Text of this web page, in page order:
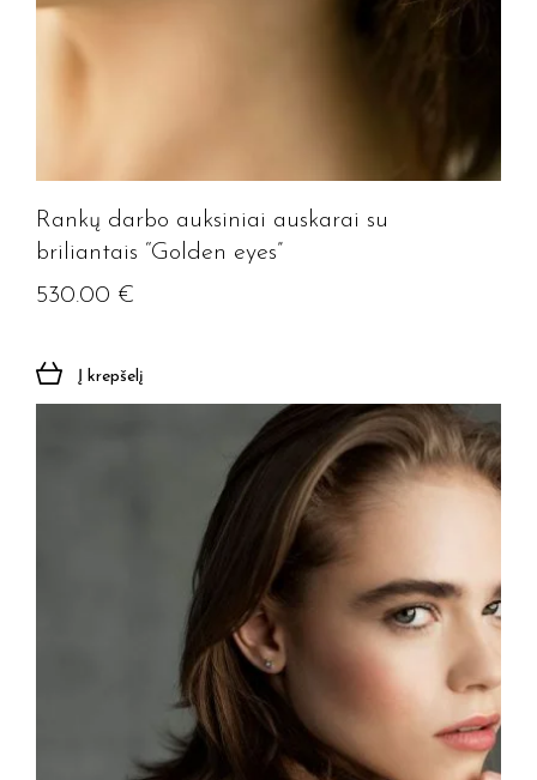
Rankų darbo auksiniai auskarai su
briliantais “Golden eyes”
530.00 €
Į krepšelį